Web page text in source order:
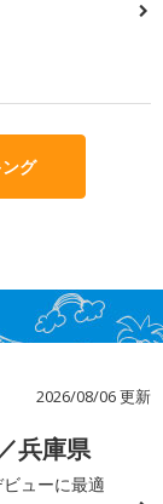
グ
2026/08/06 更新
兵庫県
ューに最適